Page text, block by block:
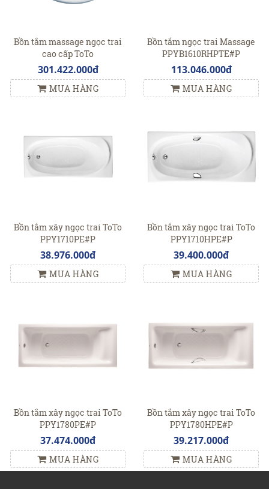
Bồn tắm massage ngọc trai
cao cấp ToTo
PPYD1720HPWE#P
301.422.000đ
MUA HÀNG
Bồn tắm ngọc trai Massage
PPYB1610RHPTE#P
113.046.000đ
MUA HÀNG
Bồn tắm xây ngọc trai ToTo
PPY1710PE#P
38.976.000đ
MUA HÀNG
Bồn tắm xây ngọc trai ToTo
PPY1710HPE#P
39.400.000đ
MUA HÀNG
Bồn tắm xây ngọc trai ToTo
PPY1780PE#P
37.474.000đ
MUA HÀNG
Bồn tắm xây ngọc trai ToTo
PPY1780HPE#P
39.217.000đ
MUA HÀNG